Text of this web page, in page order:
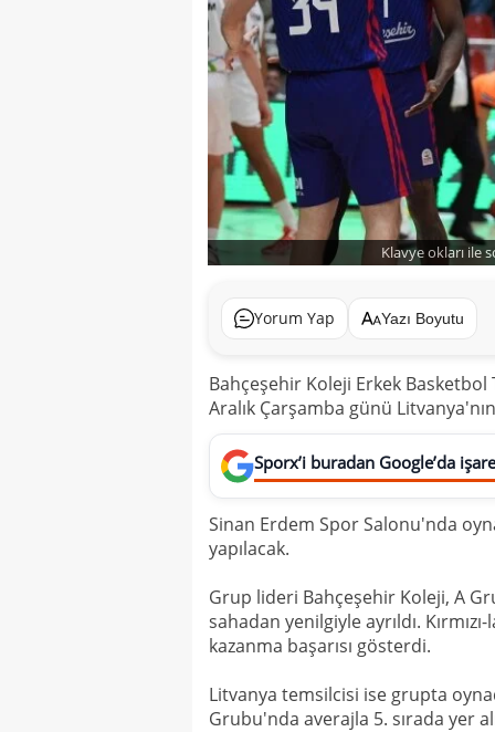
Klavye okları ile
Yorum Yap Yazı Boyutu
Bahçeşehir Koleji Erkek Basketbol
Aralık Çarşamba günü
Sporx’i buradan Google’da
Sinan Erdem Spor Salonu'nda
yapılacak.
Grup lideri Bahçeşehir Koleji, A
sahadan yenilgiyle ayrıldı.
kazanma başarısı gösterdi.
Litvanya temsilcisi ise grupta
Grubu'nda averajla 5. sırada yer